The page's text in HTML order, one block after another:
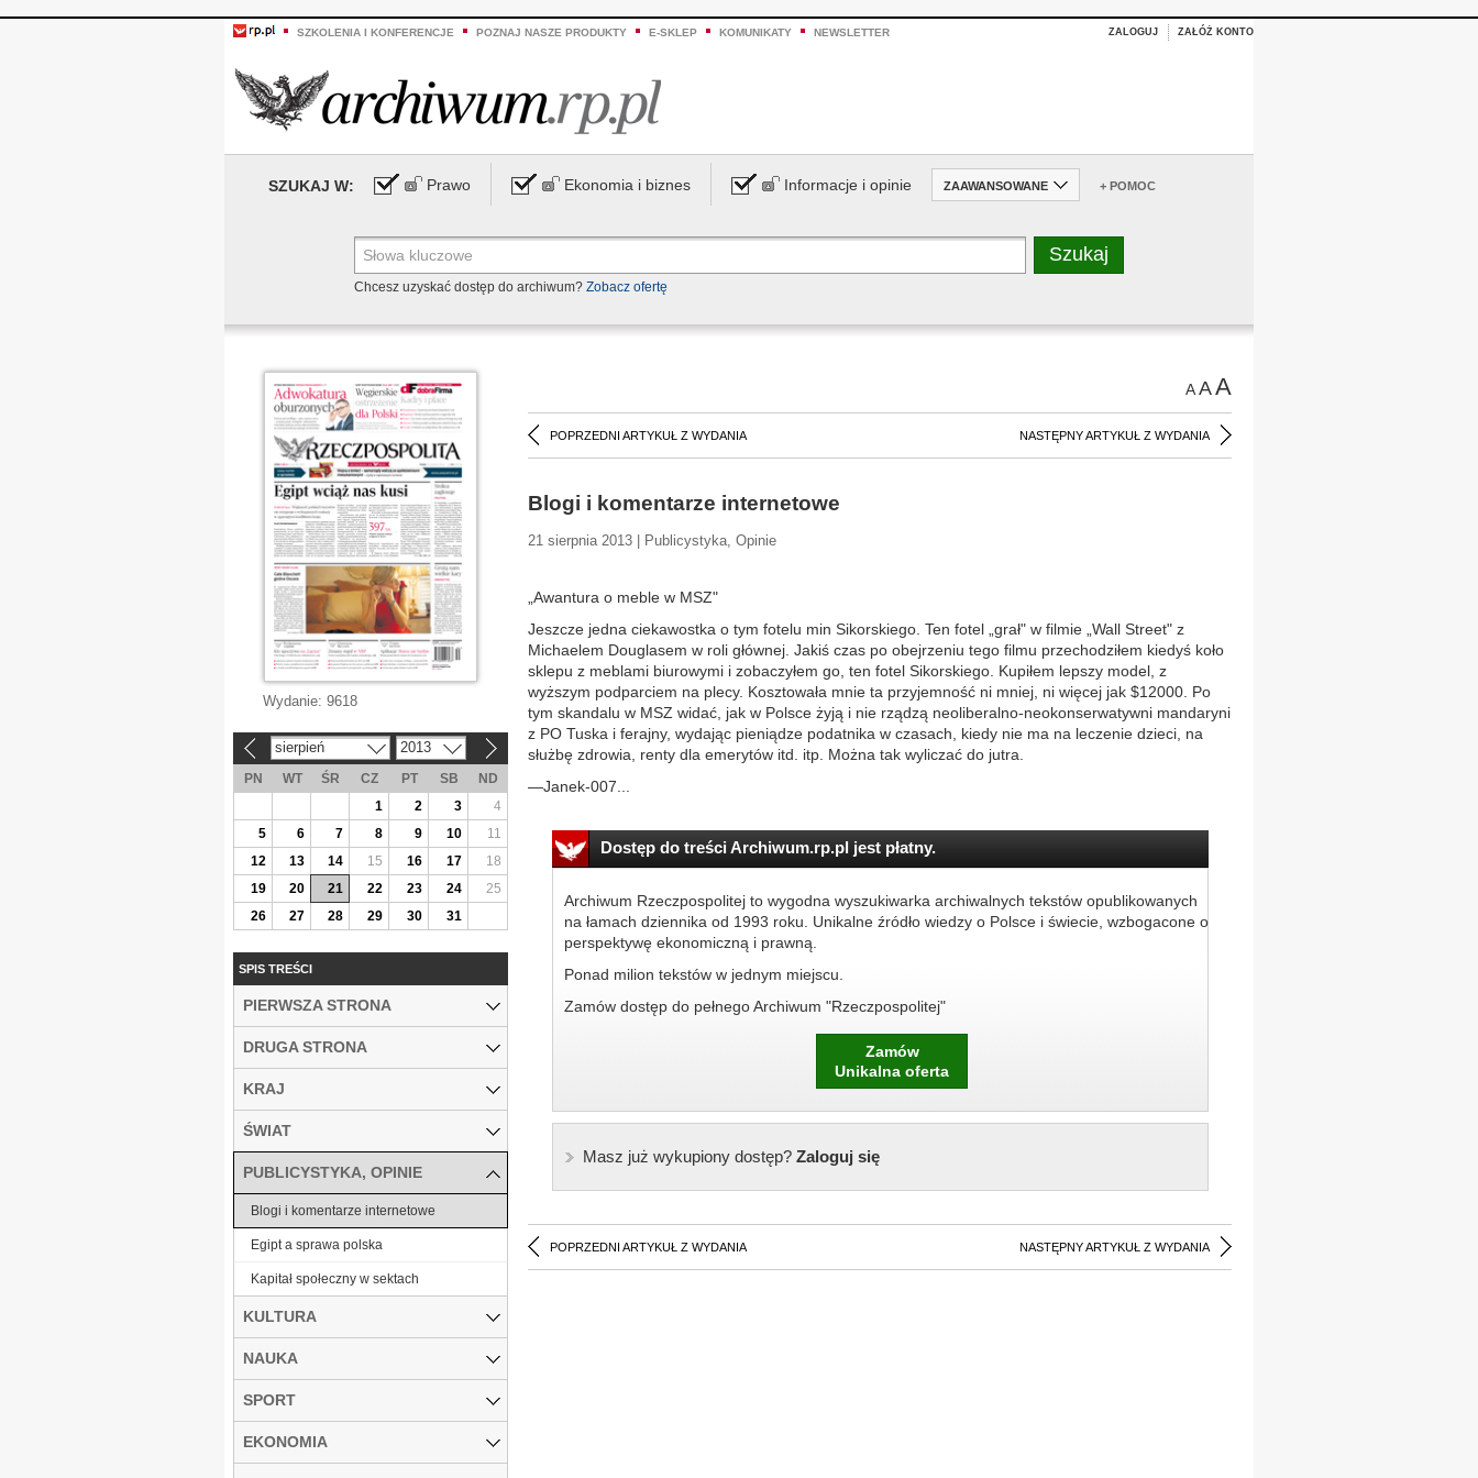
SZKOLENIA I KONFERENCJE POZNAJ NASZE PRODUKTY E-SKLEP KOMUNIKATY NEWSLETTER ZALOGUJ ZAŁÓŻ KONTO
SZUKAJ W: Prawo Ekonomia i biznes Informacje i opinie ZAAWANSOWANE + POMOC
Chcesz uzyskać dostęp do archiwum? Zobacz ofertę
AAA
POPRZEDNI ARTYKUŁ Z WYDANIA NASTĘPNY ARTYKUŁ Z WYDANIA
Blogi i komentarze internetowe
21 sierpnia 2013 | Publicystyka, Opinie
„Awantura o meble w MSZ"
Jeszcze jedna ciekawostka o tym fotelu min Sikorskiego. Ten fotel „grał" w filmie „Wall Street" z
Michaelem Douglasem w roli głównej. Jakiś czas po obejrzeniu tego filmu przechodziłem kiedyś koło
sklepu z meblami biurowymi i zobaczyłem go, ten fotel Sikorskiego. Kupiłem lepszy model, z
wyższym podparciem na plecy. Kosztowała mnie ta przyjemność ni mniej, ni więcej jak $12000. Po
tym skandalu w MSZ widać, jak w Polsce żyją i nie rządzą neoliberalno-neokonserwatywni mandaryni
z PO Tuska i ferajny, wydając pieniądze podatnika w czasach, kiedy nie ma na leczenie dzieci, na
służbę zdrowia, renty dla emerytów itd. itp. Można tak wyliczać do jutra.
—Janek-007...
Dostęp do treści Archiwum.rp.pl jest płatny.
Archiwum Rzeczpospolitej to wygodna wyszukiwarka archiwalnych tekstów opublikowanych
na łamach dziennika od 1993 roku. Unikalne źródło wiedzy o Polsce i świecie, wzbogacone o
perspektywę ekonomiczną i prawną.
Ponad milion tekstów w jednym miejscu.
Zamów dostęp do pełnego Archiwum "Rzeczpospolitej"
Zamów
Unikalna oferta
Masz już wykupiony dostęp?Zaloguj się
POPRZEDNI ARTYKUŁ Z WYDANIA NASTĘPNY ARTYKUŁ Z WYDANIA
Wydanie: 9618
sierpień 2013
PN WT ŚR CZ PT SB
ND
1
2 3
4
5
6 7 8 9 10
11
12
13 14 15 16 17
18
19
20 21 22 23 24
25
26
27 28 29 30 31
SPIS TREŚCI
PIERWSZA STRONA
DRUGA STRONA
KRAJ
ŚWIAT
PUBLICYSTYKA, OPINIE
Blogi i komentarze internetowe
Egipt a sprawa polska
Kapitał społeczny w sektach
KULTURA
NAUKA
SPORT
EKONOMIA